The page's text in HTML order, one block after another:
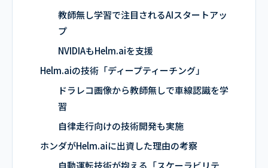
教師無し学習で注目されるAIスタートアッ
プ
NVIDIAもHelm.aiを支援
Helm.aiの技術「ディープティーチング」
ドラレコ画像から教師無しで車線認識を学
習
自律走行向けの技術開発も実施
ホンダがHelm.aiに出資した理由の考察
自動運転技術が抱える「スケーラビリテ